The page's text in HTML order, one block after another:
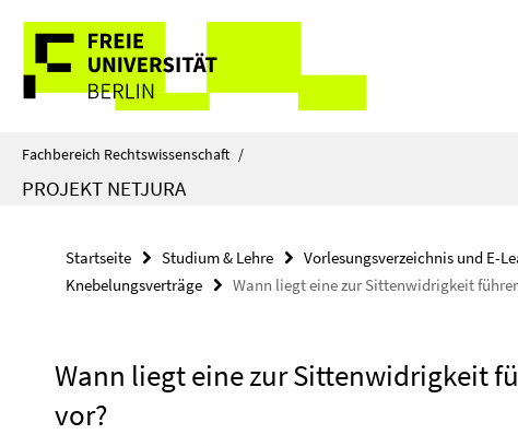
direkt
Inhalt
Service-
Navigation
Fachbereich Rechtswissenschaft /
PROJEKT NETJURA
Startseite Studium & Lehre Vorlesungsverzeichnis und E-
Knebelungsverträge
Wann liegt eine zur Sittenwidrigkeit
Wann liegt eine zur Sittenwidrigkeit
vor?